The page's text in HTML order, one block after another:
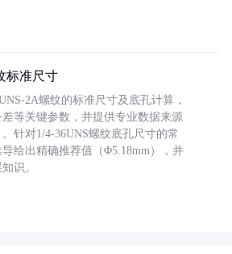
标准尺寸
2A螺纹的标准尺寸及底孔计算，
等关键参数，并提供专业数据来源
。针对1/4-36UNS螺纹底孔尺寸的常
给出精确推荐值（Φ5.18mm），并
识。